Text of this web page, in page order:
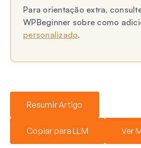
Para orientação extra,
WPBeginner sobre como
personalizado.
Resumir Artigo
Copiar para LLM Ver